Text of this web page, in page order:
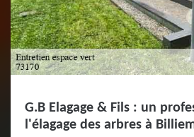
G.B Elagage & Fils : un
l'élagage des arbres à